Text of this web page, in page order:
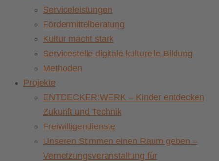
Serviceleistungen
Fördermittelberatung
Kultur macht stark
Servicestelle digitale kulturelle Bildung
Methoden
Projekte
ENTDECKER:WERK – Kinder entdecken
Zukunft und Technik
Freiwilligendienste
Unseren Stimmen einen Raum geben –
Vernetzungsveranstaltung für